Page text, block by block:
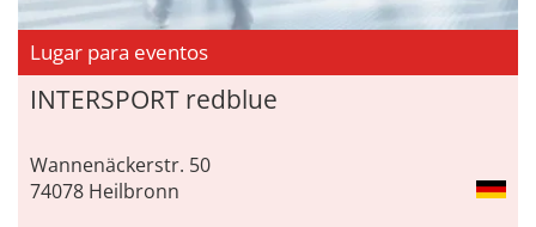
Lugar para eventos
INTERSPORT redblue
Wannenäckerstr. 50
74078 Heilbronn